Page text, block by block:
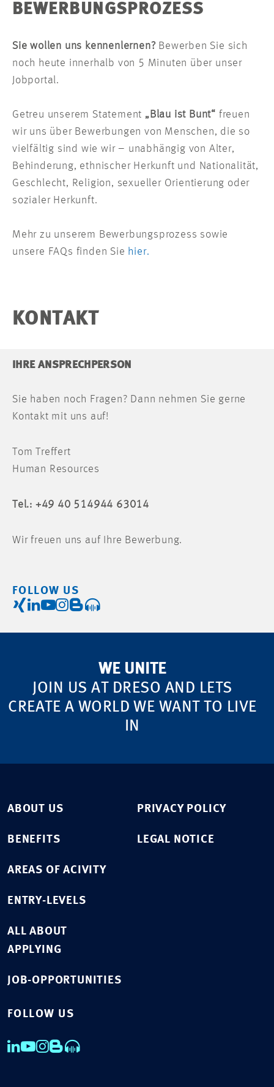
BEWERBUNGSPROZESS
Sie wollen uns kennenlernen?Bewerben Sie sich
noch heute innerhalb von 5 Minuten über unser
Jobportal.
Getreu unserem Statement „Blau ist Bunt“ freuen
wir uns über Bewerbungen von Menschen, die so
vielfältig sind wie wir – unabhängig von Alter,
Behinderung, ethnischer Herkunft und Nationalität,
Geschlecht, Religion, sexueller Orientierung oder
sozialer Herkunft.
Mehr zu unserem Bewerbungsprozess sowie
unsere FAQs finden Sie hier.
KONTAKT
IHRE ANSPRECHPERSON
Sie haben noch Fragen? Dann nehmen Sie gerne
Kontakt mit uns auf!
Tom Treffert
Human Resources
Tel.: +49 40 514944 63014
Wir freuen uns auf Ihre Bewerbung.
FOLLOW US
WE UNITE
JOIN US AT DRESO AND LETS
CREATE A WORLD WE WANT TO LIVE
IN
ABOUT US
BENEFITS
AREAS OF ACIVITY
ENTRY-LEVELS
ALL ABOUT
APPLYING
JOB-OPPORTUNITIES
PRIVACY POLICY
LEGAL NOTICE
FOLLOW US